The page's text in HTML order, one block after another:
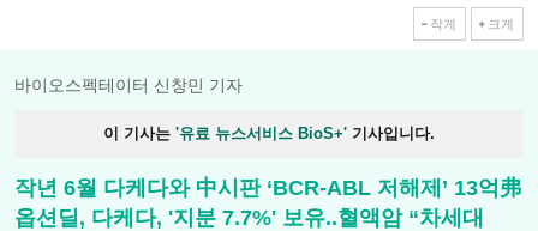
작게 크게
바이오스펙테이터 신창민 기자
이 기사는 '유료 뉴스서비스 BioS+' 기사입니다.
작년 6월 다케다와 中시판 ‘BCR-ABL 저해제’ 13억弗
옵션딜, 다케다, '지분 7.7%' 보유..혈액암 “차세대